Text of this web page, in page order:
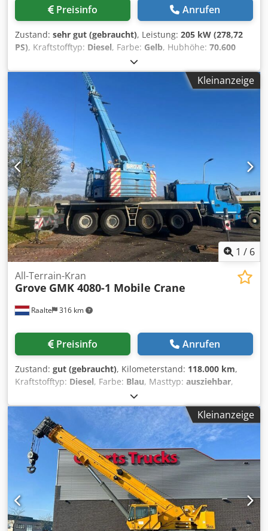
Preisinfo Anrufen
Zustand: sehr gut (gebraucht), Leistung: 205 kW (278,72
PS), Kraftstofftyp: Diesel, Farbe: Gelb, Hubhöhe: 70.600
, Masttyp:
Baujahr:2016, Allgemeine Informationen
Verwendungszweck: Bauwesen Technische Informationen
Zylinderzahl: 6 Antrieb: Rad zGG: 49.588 kg Dkodpewud
Hwjfx Abvjr Funktionell Mast: Teleskop (4 Teilen)
Mastlänge: 39 m Hubkapazität: 75.000 kg Marke des
Aufbaus: GROVE RT880E Zustand Technischer Zustand:
sehr gut Optischer Zustand: sehr gut
Kleinanzeige
1 / 6
Raalte 316 km
All-Terrain-Kran
Grove GMK 4080-1 Mobile Crane
Preisinfo Anrufen
Zustand: gut (gebraucht), Kilometerstand: 118.000 km,
Kraftstofftyp: Diesel, Farbe: Blau, Masttyp: ausziehbar,
, Betriebsstunden:
Manufacturer: Grove - Type: GMK 4080-1 mobile crane -
Chassis number: W09080430DWG12042 - Year: 2013
Specifications - Engine: Mercedes-Benz - Kilometers: ca.
118.000 km - Undercarrier hours: ca. 4.100 h -
Uppercarrier hours: ca. 13.800 h - Max. lifting capacity:
80.000 kg - Max. Operating pressure: 300 bar - Main Boom
/ 5 sections: 51 m - Hydraulic Jib Boom: 21 m - Drive: 8 x 8 x
8 Dsdsx Tp Svjpfx Abvokr - Tires: 445-95 R 25 - Own weight:
48.000 kg Accessories: - 1x 1-Sheave hook - 1x 3-Sheave
hook = Weitere Informationen = Baujahr: 2013 Leergewicht:
Kleinanzeige